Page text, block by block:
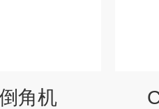
角机